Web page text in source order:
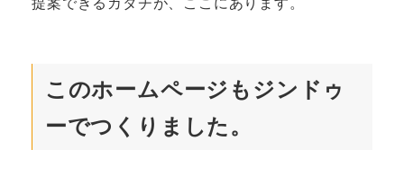
このホームページもジンドゥ
ーでつくりました。